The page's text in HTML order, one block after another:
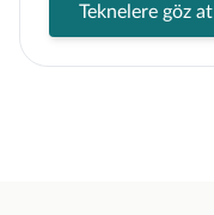
Teknelere göz at